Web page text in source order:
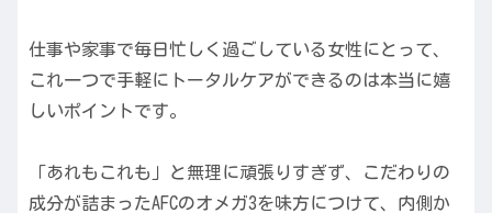
仕事や家事で毎日忙しく過ごしている女性にとって、
これ一つで手軽にトータルケアができるのは本当に嬉
しいポイントです。
「あれもこれも」と無理に頑張りすぎず、こだわりの
成分が詰まったAFCのオメガ3を味方につけて、内側か